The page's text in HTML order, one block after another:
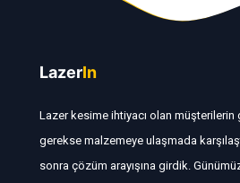
LazerIn
Lazer kesime ihtiyacı olan müşterilerin
gerekse malzemeye ulaşmada
sonra çözüm arayışına girdik.